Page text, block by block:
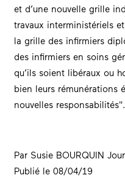
et d’une nouvelle grille
travaux interministériels
la grille des infirmiers
des infirmiers en soins
qu’ils soient libéraux ou
bien leurs rémunérations
nouvelles responsabilités .
Par Susie BOURQUIN
Publié le 08/04/19